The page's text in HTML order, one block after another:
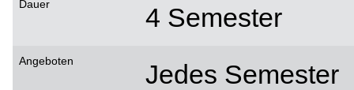
Dauer 4 Semester
Angeboten Jedes Semester